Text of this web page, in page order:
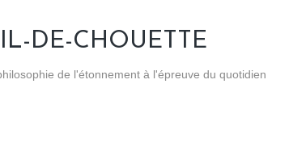
DE-CHOUETTE
de l'étonnement à l'épreuve du quotidien